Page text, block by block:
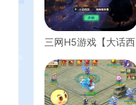
三网H5游戏【大话西
理WIN系一键既玩服
务端+GM后台+详细
搭建教程